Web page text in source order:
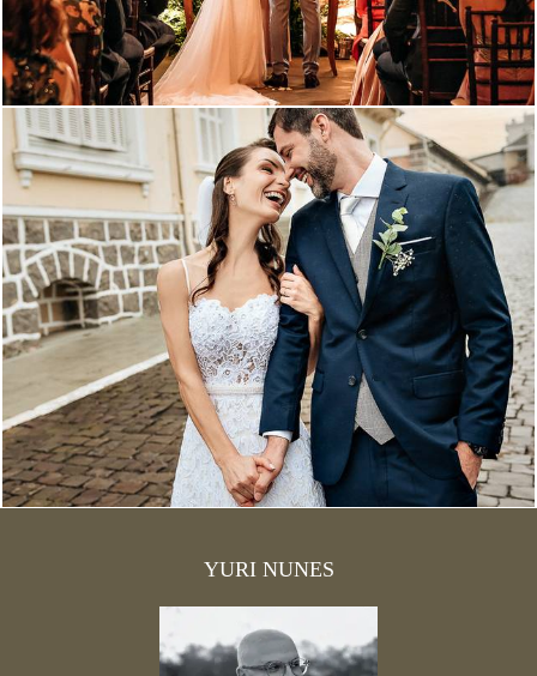
1169
YURI NUNES